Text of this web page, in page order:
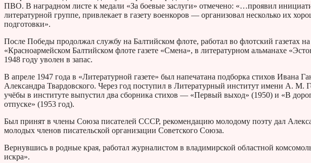
ПВО. В наградном листе к медали «За боевые заслуги» отмечено: «…проявил
литературной группе, привлекает в газету военкоров — организовал несколько их
подготовки».
После Победы продолжал службу на Балтийском флоте, работал во флотский газетах
«Красноармейском Балтийском флоте газете «Смена», в литературном альманахе
1948 году уволен в запас.
В апреле 1947 года в «Литературной газете» был напечатана подборка стихов Ивана
Александра Твардовского. Через год поступил в Литературный институт имени А. М.
учёбы в институте выпустил два сборника стихов — «Первый выход» (1950) и «В
отпуске» (1953 год).
Был принят в члены Союза писателей СССР, рекомендацию молодому поэту дал
молодых членов писательской организации Советского Союза.
Вернувшись в родные края, работал журналистом в владимирской областной
искра».